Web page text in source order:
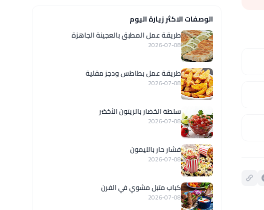
الوصفات الاكثر زيارة اليوم
طريقة عمل المطبق بالعجينة الجاهزة
2026-07-08
طريقة عمل بطاطس ودجز مقلية
2026-07-08
سلطة الخضار بالزيتون الأخضر
2026-07-08
فشار حار بالليمون
2026-07-08
كباب متبل مشوي في الفرن
2026-07-08